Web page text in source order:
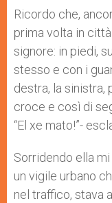
Ricordo che,
prima volta in
signore: in piedi,
stesso e con i
destra, la sinistra,
croce e così di
“El xe mato!”-
Sorridendo ella
un vigile urbano
nel traffico, stava